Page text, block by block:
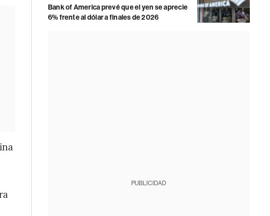
Bank of America prevé que el yen se aprecie
6% frente al dólar a finales de 2026
PUBLICIDAD